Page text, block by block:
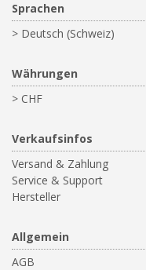
Sprachen
> Deutsch (Schweiz)
Währungen
> CHF
Verkaufsinfos
Versand & Zahlung
Service & Support
Hersteller
Allgemein
AGB